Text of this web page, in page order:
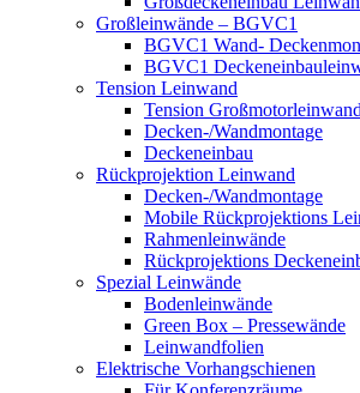
Großleinwände – BGVC1
BGVC1 Wand-
BGVC1
Tension Leinwand
Tension Großmotorleinwand
Decken-/Wandmontage
Deckeneinbau
Rückprojektion Leinwand
Decken-/Wandmontage
Mobile Rückprojektions
Rahmenleinwände
Rückprojektions
Spezial Leinwände
Bodenleinwände
Green Box – Pressewände
Leinwandfolien
Elektrische Vorhangschienen